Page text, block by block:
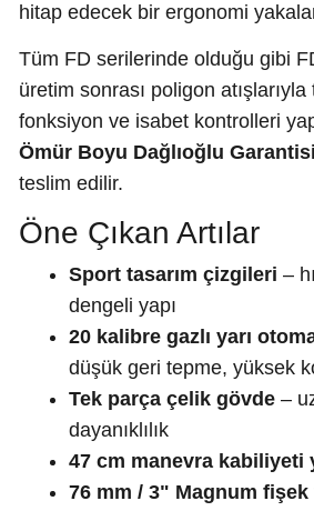
hitap edecek bir ergonomi
Tüm FD serilerinde olduğu gibi
üretim sonrası poligon
fonksiyon ve isabet kontrolleri
Ömür Boyu Dağlıoğlu Garantisi
teslim edilir.
Öne Çıkan Artılar
Sport tasarım çizgileri –
dengeli yapı
20 kalibre gazlı yarı
düşük geri tepme, yüksek
Tek parça çelik gövde–
dayanıklılık
47 cm manevra kabiliyeti
76 mm / 3" Magnum fişek